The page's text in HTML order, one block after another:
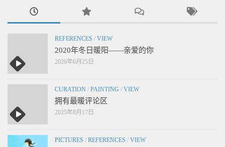
REFERENCES / VIEW
2020年冬日暖阳——亲爱的你
2026年6月25日
CURATION / PAINTING / VIEW
拥有最暖评论区
2025年8月17日
PICTURES / REFERENCES / VIEW